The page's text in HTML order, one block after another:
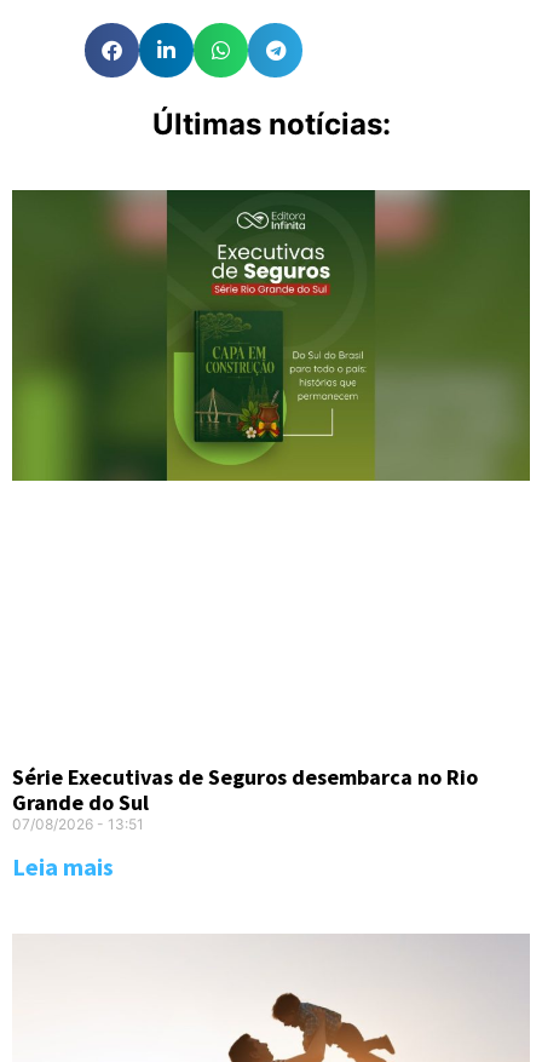
Últimas notícias:
Série Executivas de Seguros desembarca no Rio
Grande do Sul
07/08/2026 13:51
Leia mais